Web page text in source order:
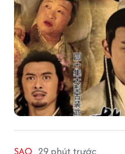
SAO 29 phút trước